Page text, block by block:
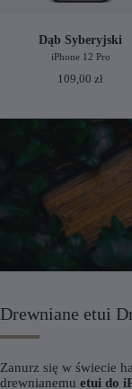
Dąb Syberyjski
iPhone 12 Pro
109,00zł
Drewniane etui
Zanurz się w świecie
drewnianemu etui do